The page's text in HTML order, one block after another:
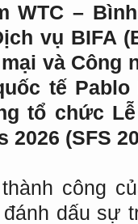
WTC –
vụ BIFA
và Công
tế
tổ chức
2026 (SFS
công
đánh dấu sự